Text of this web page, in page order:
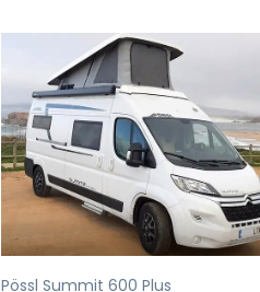
Precedente
Pössl Summit 600 Plus